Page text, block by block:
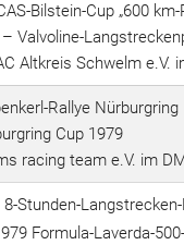
Bilstein-Cup „600
– Valvoline-
Altkreis Schwelm e.V.
Rallye Nürburgring
Cup 1979
racing team e.V. im
8-Stunden-
Formula-Laverda-